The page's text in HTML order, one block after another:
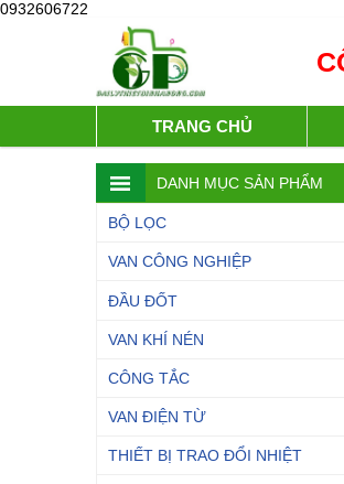
0932606722
TRANG CHỦ
DANH MỤC SẢN PHẨM
BỘ LỌC
VAN CÔNG NGHIỆP
ĐẦU ĐỐT
VAN KHÍ NÉN
CÔNG TẮC
VAN ĐIỆN TỪ
THIẾT BỊ TRAO ĐỔI NHIỆT